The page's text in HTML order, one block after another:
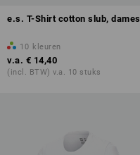
e.s. T-Shirt cotton slub, dames
10 kleuren
v.a. € 14,40
(incl. BTW) v.a. 10 stuks